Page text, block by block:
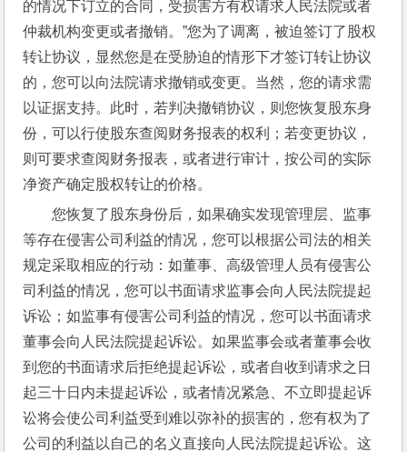
的情况下订立的合同，受损害方有权请求人民法院或者
仲裁机构变更或者撤销。”您为了调离，被迫签订了股权
转让协议，显然您是在受胁迫的情形下才签订转让协议
的，您可以向法院请求撤销或变更。当然，您的请求需
以证据支持。此时，若判决撤销协议，则您恢复股东身
份，可以行使股东查阅财务报表的权利；若变更协议，
则可要求查阅财务报表，或者进行审计，按公司的实际
净资产确定股权转让的价格。
您恢复了股东身份后，如果确实发现管理层、监事
等存在侵害公司利益的情况，您可以根据公司法的相关
规定采取相应的行动：如董事、高级管理人员有侵害公
司利益的情况，您可以书面请求监事会向人民法院提起
诉讼；如监事有侵害公司利益的情况，您可以书面请求
董事会向人民法院提起诉讼。如果监事会或者董事会收
到您的书面请求后拒绝提起诉讼，或者自收到请求之日
起三十日内未提起诉讼，或者情况紧急、不立即提起诉
讼将会使公司利益受到难以弥补的损害的，您有权为了
公司的利益以自己的名义直接向人民法院提起诉讼。这